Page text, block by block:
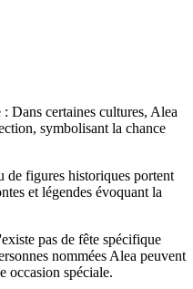
Dans certaines cultures, Alea
symbolisant la chance
de figures historiques portent
et légendes évoquant la
pas de fête spécifique
nommées Alea peuvent
occasion spéciale.